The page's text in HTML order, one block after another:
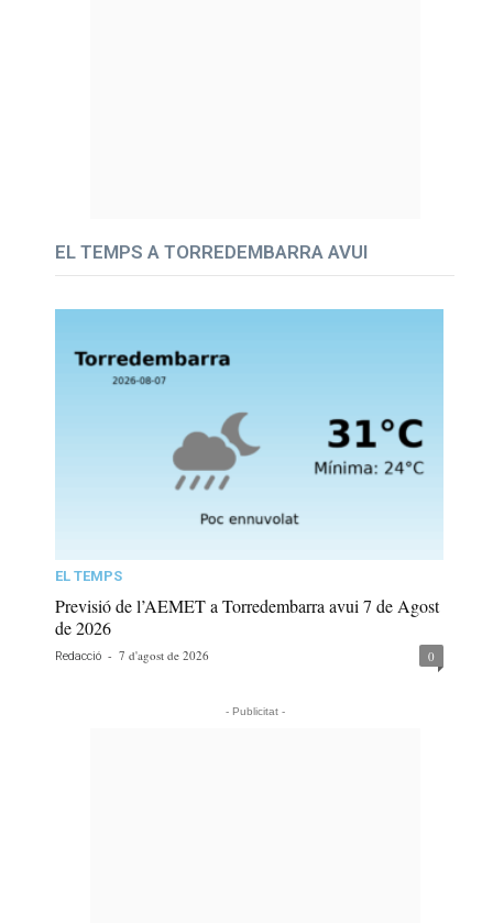
EL TEMPS A TORREDEMBARRA AVUI
EL TEMPS
Previsió de l’AEMET a Torredembarra avui 7 de Agost
de 2026
Redacció - 7 d'agost de 2026 0
- Publicitat -